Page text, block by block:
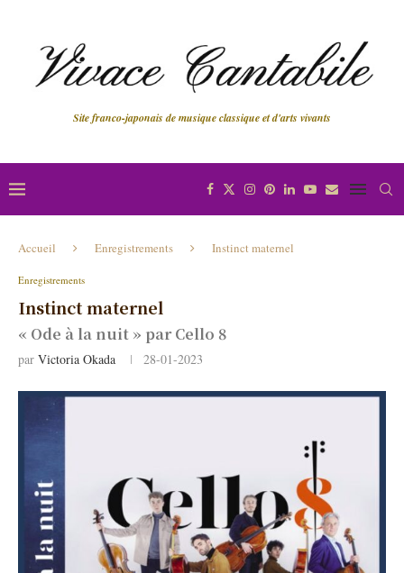
Site franco-japonais de musique classique et d'arts vivants
Accueil Enregistrements Instinct maternel
Enregistrements
Instinct maternel
« Ode à la nuit » par Cello 8
par Victoria Okada 28-01-2023